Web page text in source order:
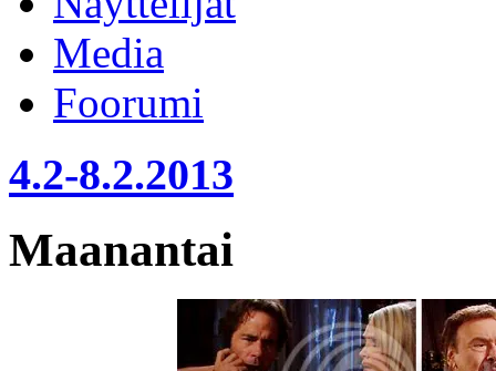
Media
Foorumi
4.2-8.2.2013
Maanantai